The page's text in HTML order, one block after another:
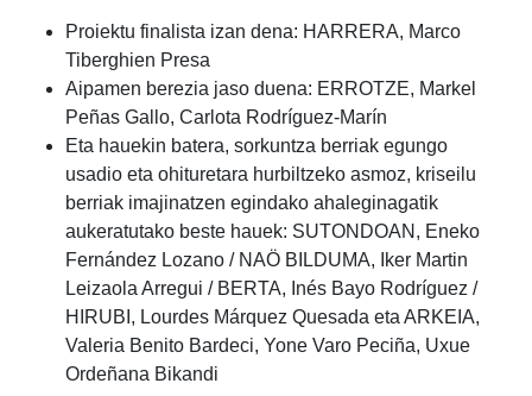
Proiektu finalista izan dena: HARRERA, Marco
Tiberghien Presa
Aipamen berezia jaso duena: ERROTZE, Markel
Peñas Gallo, Carlota Rodríguez-Marín
Eta hauekin batera, sorkuntza berriak egungo
usadio eta ohituretara hurbiltzeko asmoz, kriseilu
berriak imajinatzen egindako ahaleginagatik
aukeratutako beste hauek: SUTONDOAN, Eneko
Fernández Lozano / NAÖ BILDUMA, Iker Martin
Leizaola Arregui / BERTA, Inés Bayo Rodríguez /
HIRUBI, Lourdes Márquez Quesada eta ARKEIA,
Valeria Benito Bardeci, Yone Varo Peciña, Uxue
Ordeñana Bikandi